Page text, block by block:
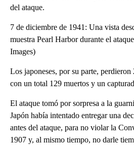
del ataque.
7 de diciembre de 1941: Una vista
muestra Pearl Harbor durante el
Images)
Los japoneses, por su parte,
con un total 129 muertos y un
El ataque tomó por sorpresa a la
Japón había intentado entregar una
antes del ataque, para no violar la
1907 y, al mismo tiempo, no darle